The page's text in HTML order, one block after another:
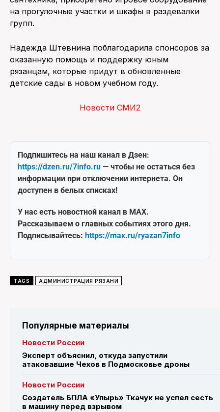
на прогулочные участки и шкафы в раздевалки
групп.
Надежда Штевнина поблагодарила спонсоров за
оказанную помощь и поддержку юным
рязанцам, которые придут в обновленные
детские сады в новом учебном году.
Новости СМИ2
Подпишитесь на наш канал в Дзен:
https://dzen.ru/7info.ru — чтобы не остаться без
информации при отключении интернета. Он
доступен в белых списках!
У нас есть новостной канал в MAX.
Рассказываем о главных событиях этого дня.
Подписывайтесь: https://max.ru/ryazan7info
TAGS АДМИНИСТРАЦИЯ РЯЗАНИ
Популярные материалы
Новости России
Эксперт объяснил, откуда запустили
атаковавшие Чехов в Подмосковье дроны
Новости России
Создатель БПЛА «Упырь» Ткачук не успел сесть
в машину перед взрывом